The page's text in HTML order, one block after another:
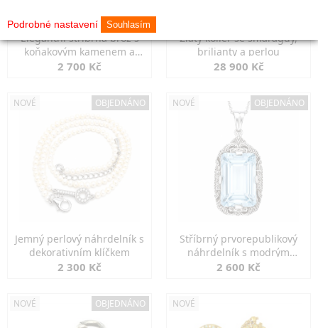
Elegantní stříbrná brož s
koňakovým kamenem a
markazity
2 700 Kč
Zlatý kolier se smaragdy,
brilianty a perlou
28 900 Kč
NOVÉ OBJEDNÁNO
Jemný perlový náhrdelník s
dekorativním klíčkem
2 300 Kč
NOVÉ OBJEDNÁNO
Stříbrný prvorepublikový
náhrdelník s modrým
spinelem
2 600 Kč
NOVÉ OBJEDNÁNO NOVÉ
Podrobné nastavení Souhlasím